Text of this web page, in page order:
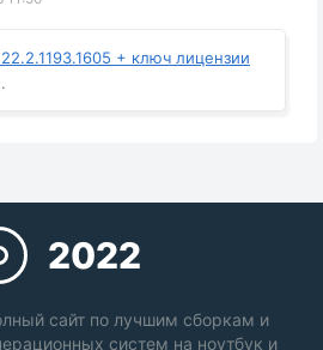
+ ключ лицензии
2022
сайт по лучшим сборкам и
систем на ноутбук и